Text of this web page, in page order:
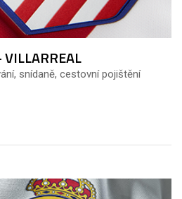
snídaně, cestovní pojištění